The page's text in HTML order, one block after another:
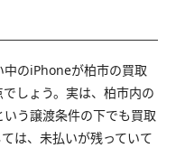
のiPhoneが柏市の買取
しょう。実は、柏市内の
う譲渡条件の下でも買取
は、未払いが残っていて